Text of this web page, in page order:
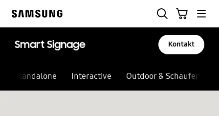
Smart Signage Kontakt
Standalone Interactive Outdoor & Schaufenster